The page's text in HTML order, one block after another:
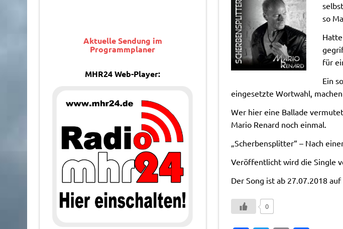
so
für
Ein
eingesetzte Wortwahl,
Wer hier eine Ballade
Mario Renard noch einmal.
„Scherbensplitter“ – Nach
Veröffentlicht wird die Single
Der Song ist ab 27.07.2018
0
Aktuelle Sendung im
Programmplaner
MHR24 Web-Player: